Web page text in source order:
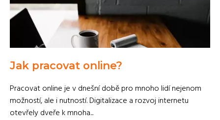
Jak pracovat online?
Pracovat online je v dnešní době pro mnoho lidí nejenom
možností, ale i nutností. Digitalizace a rozvoj internetu
otevřely dveře k mnoha...